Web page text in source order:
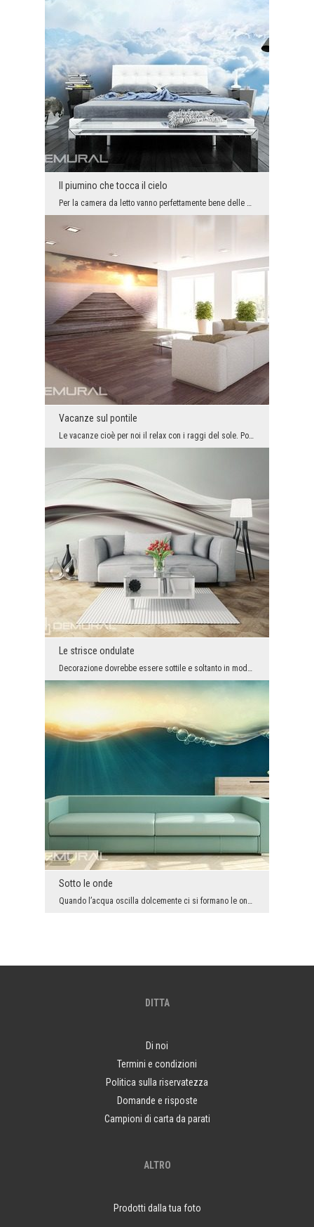
Il piumino che tocca il cielo
Per la camera da letto vanno perfettamente bene delle decorazioni delicate, tra le quali il sonno...
Vacanze sul pontile
Le vacanze cioè per noi il relax con i raggi del sole. Poi ci si può sedere al lago ed ammirare l...
Le strisce ondulate
Decorazione dovrebbe essere sottile e soltanto in modo delicato arricchire l’arrangiamento dell’i...
Sotto le onde
Quando l’acqua oscilla dolcemente ci si formano le onde che le danno il fascino. Tuttavia, non tu...
DITTA
Di noi
Termini e condizioni
Politica sulla riservatezza
Domande e risposte
Campioni di carta da parati
ALTRO
Prodotti dalla tua foto